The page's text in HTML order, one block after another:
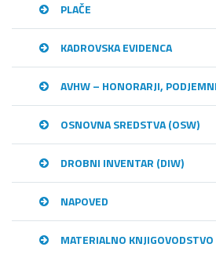
PLAČE
KADROVSKA EVIDENCA
AVHW – HONORARJI,
OSNOVNA SREDSTVA (OSW)
DROBNI INVENTAR (DIW)
NAPOVED
MATERIALNO